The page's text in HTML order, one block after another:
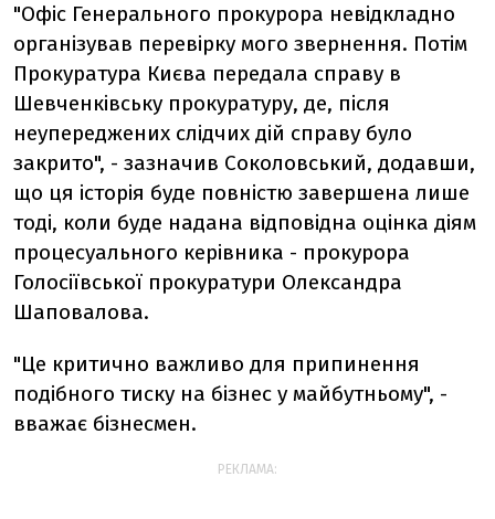
"Офіс Генерального прокурора невідкладно
організував перевірку мого звернення. Потім
Прокуратура Києва передала справу в
Шевченківську прокуратуру, де, після
неупереджених слідчих дій справу було
закрито", - зазначив Соколовський, додавши,
що ця історія буде повністю завершена лише
тоді, коли буде надана відповідна оцінка діям
процесуального керівника - прокурора
Голосіївської прокуратури Олександра
Шаповалова.
"Це критично важливо для припинення
подібного тиску на бізнес у майбутньому", -
вважає бізнесмен.
РЕКЛАМА: